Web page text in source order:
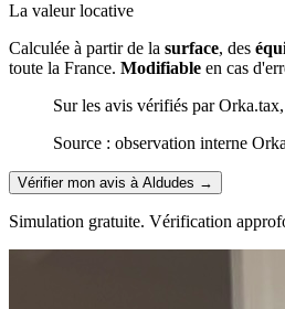
La valeur locative
Calculée à partir de la surface, des
toute la France. Modifiable en cas
Sur les avis vérifiés par Orka.tax,
Source : observation interne
Vérifier mon avis à Aldudes →
Simulation gratuite. Vérification